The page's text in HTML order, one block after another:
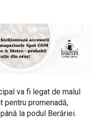
va fi legat de malul
pentru promenadă,
la podul Berăriei.